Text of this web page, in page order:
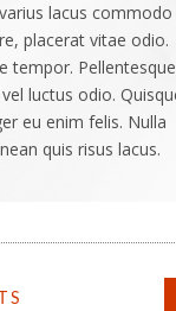
lacus commodo
placerat vitae odio.
tempor. Pellentesque
luctus odio.
eu enim felis. Nulla
quis risus lacus.